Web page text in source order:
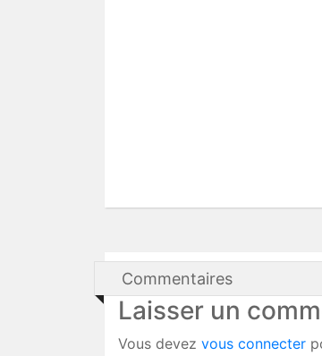
Commentaires
Laisser un
Vous devez vous connecter